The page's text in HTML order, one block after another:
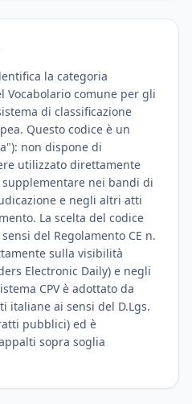
la categoria
comune per gli
di classificazione
Questo codice è un
non dispone di
utilizzato direttamente
nei bandi di
e negli altri atti
La scelta del codice
del Regolamento CE n.
sulla visibilità
Electronic Daily) e negli
CPV è adottato da
italiane ai sensi del D.Lgs.
pubblici) ed è
sopra soglia